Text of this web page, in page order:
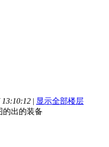
13:10:12 | 显示全部楼层
的出的装备